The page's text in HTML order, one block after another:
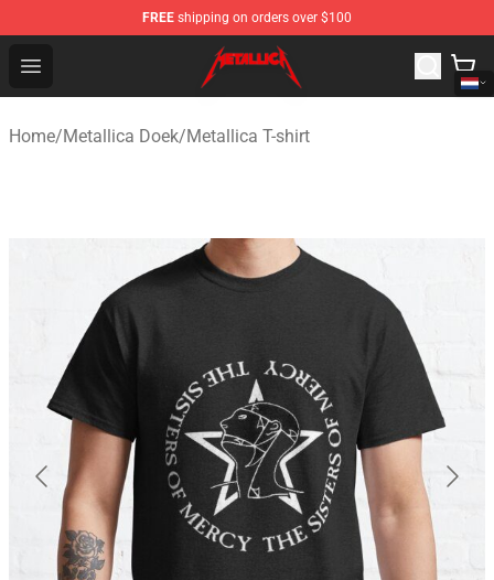
FREE shipping on orders over $100
Open menu
Metallica Store - Official Metallica Merchandise Shop
Home/Metallica Doek/Metallica T-shirt